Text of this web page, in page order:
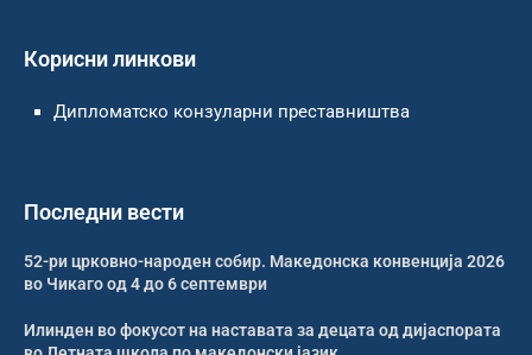
Корисни линкови
Дипломатско конзуларни преставништва
Последни вести
52-ри црковно-народен собир. Македонска конвенција 2026
во Чикаго од 4 до 6 септември
Илинден во фокусот на наставата за децата од дијаспората